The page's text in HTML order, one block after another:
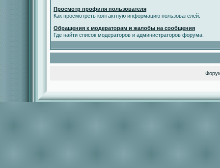
Просмотр профиля пользователя
Как просмотреть контактную информацию пользователей.
Обращения к модераторам и жалобы на сообщения
Где найти список модераторов и администраторов форума.